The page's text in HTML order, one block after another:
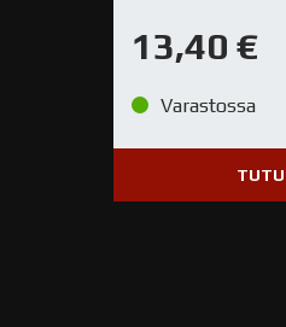
13,40 €
Varastossa